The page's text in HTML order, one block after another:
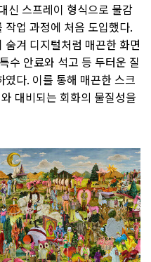
신 스프레이 형식으로 물감
업 과정에 처음 도입했다.
겨 디지털처럼 매끈한 화면
수 안료와 석고 등 두터운 질
다. 이를 통해 매끈한 스크
대비되는 회화의 물질성을